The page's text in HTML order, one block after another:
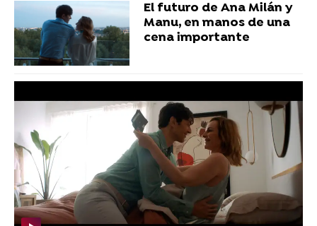
El futuro de Ana Milán y
Manu, en manos de una
cena importante